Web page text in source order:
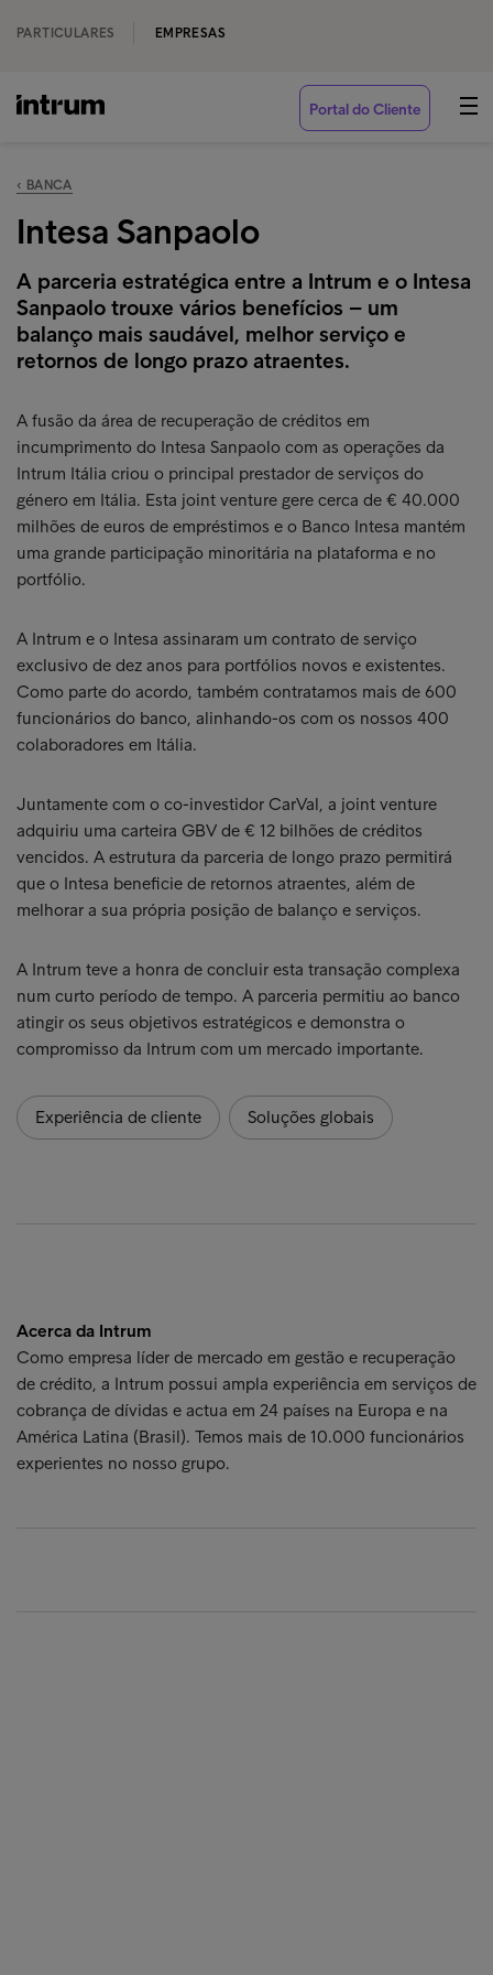
PARTICULARES EMPRESAS
Portal do Cliente
‹ BANCA
Intesa Sanpaolo
A parceria estratégica entre a Intrum e o Intesa
Sanpaolo trouxe vários benefícios – um
balanço mais saudável, melhor serviço e
retornos de longo prazo atraentes.
A fusão da área de recuperação de créditos em
incumprimento do Intesa Sanpaolo com as operações da
Intrum Itália criou o principal prestador de serviços do
género em Itália. Esta joint venture gere cerca de € 40.000
milhões de euros de empréstimos e o Banco Intesa mantém
uma grande participação minoritária na plataforma e no
portfólio.
A Intrum e o Intesa assinaram um contrato de serviço
exclusivo de dez anos para portfólios novos e existentes.
Como parte do acordo, também contratamos mais de 600
funcionários do banco, alinhando-os com os nossos 400
colaboradores em Itália.
Juntamente com o co-investidor CarVal, a joint venture
adquiriu uma carteira GBV de € 12 bilhões de créditos
vencidos. A estrutura da parceria de longo prazo permitirá
que o Intesa beneficie de retornos atraentes, além de
melhorar a sua própria posição de balanço e serviços.
A Intrum teve a honra de concluir esta transação complexa
num curto período de tempo. A parceria permitiu ao banco
atingir os seus objetivos estratégicos e demonstra o
compromisso da Intrum com um mercado importante.
Experiência de cliente Soluções globais
Acerca da Intrum
Como empresa líder de mercado em gestão e recuperação
de crédito, a Intrum possui ampla experiência em serviços de
cobrança de dívidas e actua em 24 países na Europa e na
América Latina (Brasil). Temos mais de 10.000 funcionários
experientes no nosso grupo.